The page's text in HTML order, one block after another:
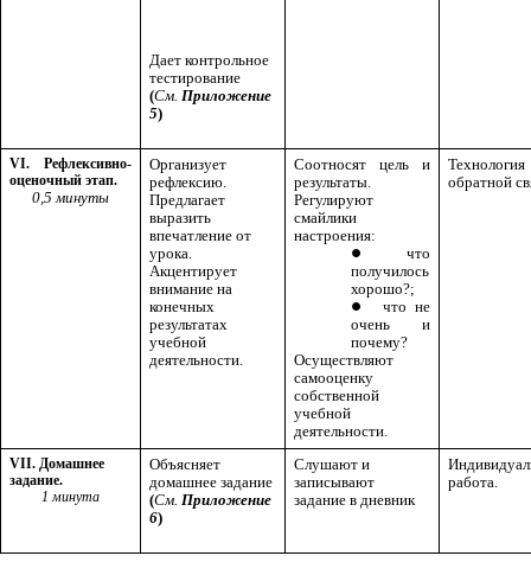
Дает контрольное
тестирование
(См. Приложение
5)
VI. Рефлексивно-
оценочный этап.
0,5 минуты
Организует
рефлексию.
Предлагает
выразить
впечатление от
урока.
Акцентирует
внимание на
конечных
результатах
учебной
деятельности.
Соотносят цель и
результаты.
Регулируют
смайлики
настроения:
что
получилось
хорошо?;
что не
очень и
почему?
Осуществляют
самооценку
собственной
учебной
деятельности.
Технология
обратной
VII. Домашнее
задание.
1 минута
Объясняет
домашнее задание
(См. Приложение
6)
Слушают и
записывают
задание в дневник
работа.